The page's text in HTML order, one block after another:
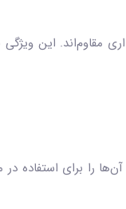
مقاوم‌اند. این ویژگی
را برای استفاده